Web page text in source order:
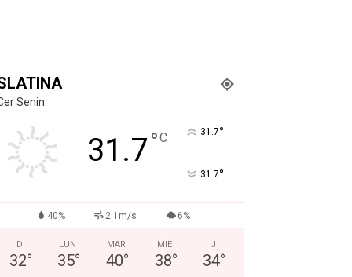
Senin
31.7°C 31.7°
31.7°
40% 2.1m/s 6%
D
32°
LUN
35°
MAR
40°
MIE
38°
J
34°